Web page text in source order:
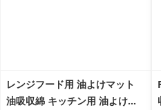
レンジフード用 油よけマット
油吸収綿 キッチン用 油よけス